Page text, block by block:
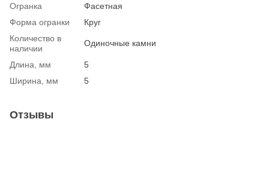
Огранка
Фасетная
Форма огранки
Круг
Количество в
наличии
Одиночные камни
Длина, мм
5
Ширина, мм
5
Отзывы